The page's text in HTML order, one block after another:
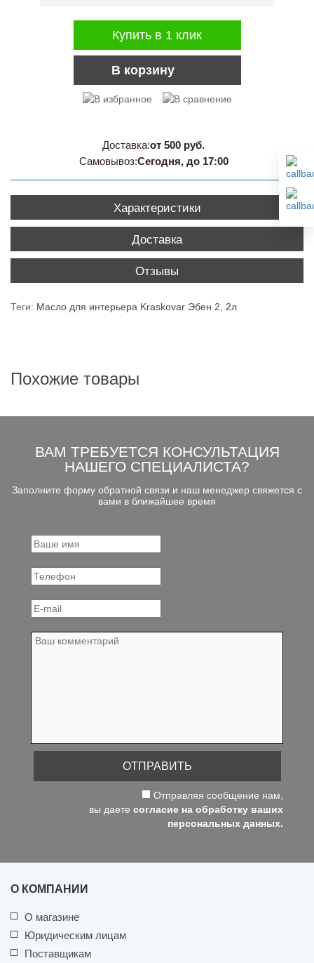
В корзину
Купить в 1 клик
Доставка:от 500 руб.
Самовывоз:Сегодня, до 17:00
Характеристики
Доставка
Отзывы
Теги: Масло для интерьера Kraskovar Эбен 2, 2л
Похожие товары
ВАМ ТРЕБУЕТСЯ КОНСУЛЬТАЦИЯ
НАШЕГО СПЕЦИАЛИСТА?
Заполните форму обратной связи и наш менеджер свяжется с
вами в ближайшее время
Отправляя сообщение нам,
вы даете согласие на обработку ваших
персональных данных.
ОТПРАВИТЬ
О КОМПАНИИ
О магазине
Юридическим лицам
Поставщикам